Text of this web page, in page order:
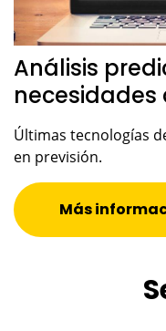
Análisis
necesidades
Últimas tecnologías
en previsión.
Más